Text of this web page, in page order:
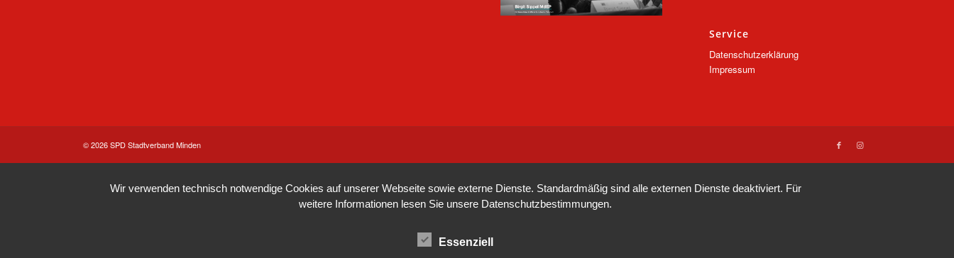
Service
Datenschutzerklärung
Impressum
© 2026 SPD Stadtverband Minden
Wir verwenden technisch notwendige Cookies auf unserer Webseite sowie externe Dienste. Standardmäßig sind alle externen Dienste deaktiviert. Für
weitere Informationen lesen Sie unsere Datenschutzbestimmungen.
Essenziell